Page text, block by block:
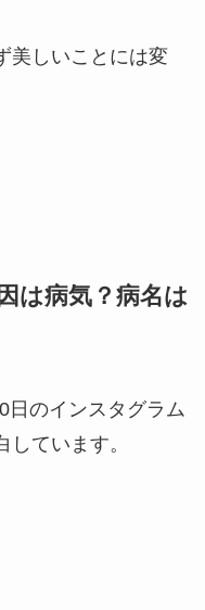
美しいことには変
は病気？病名は
日のインスタグラム
ています。